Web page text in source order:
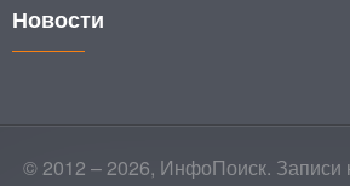
Новости
© 2012 – 2026, ИнфоПоиск. Записи